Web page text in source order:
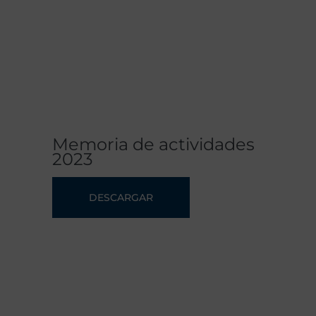
Memoria de actividades
2023
DESCARGAR